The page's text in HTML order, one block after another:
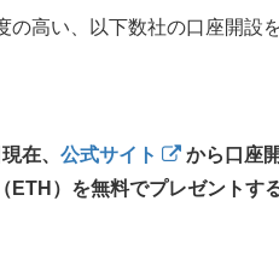
高い、以下数社の口座開設
在、 公式サイト
から口座
）を無料でプレゼントす